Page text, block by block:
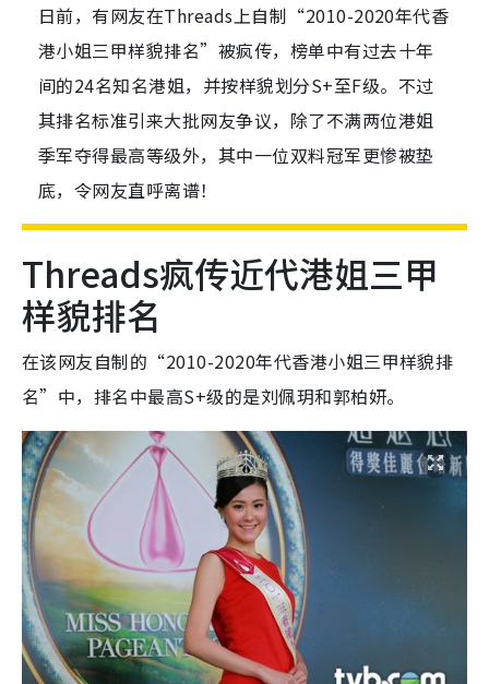
日前，有网友在Threads上自制“2010-2020年代香
港小姐三甲样貌排名”被疯传，榜单中有过去十年
间的24名知名港姐，并按样貌划分S+至F级。不过
其排名标准引来大批网友争议，除了不满两位港姐
季军夺得最高等级外，其中一位双料冠军更惨被垫
底，令网友直呼离谱！
Threads疯传近代港姐三甲
样貌排名
在该网友自制的“2010-2020年代香港小姐三甲样貌排
名”中，排名中最高S+级的是刘佩玥和郭柏妍。